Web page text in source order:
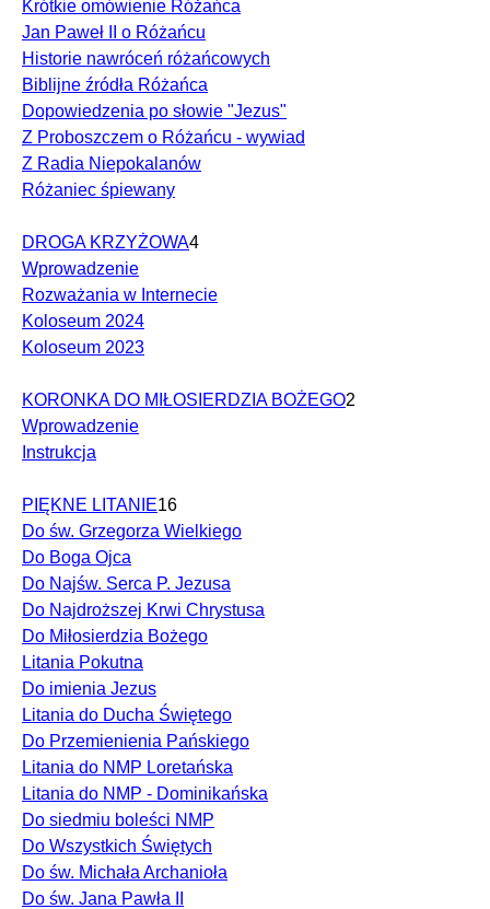
Krótkie omówienie Różańca
Jan Paweł II o Różańcu
Historie nawróceń różańcowych
Biblijne źródła Różańca
Dopowiedzenia po słowie "Jezus"
Z Proboszczem o Różańcu - wywiad
Z Radia Niepokalanów
Różaniec śpiewany
DROGA KRZYŻOWA4
Wprowadzenie
Rozważania w Internecie
Koloseum 2024
Koloseum 2023
KORONKA DO MIŁOSIERDZIA BOŻEGO2
Wprowadzenie
Instrukcja
PIĘKNE LITANIE16
Do św. Grzegorza Wielkiego
Do Boga Ojca
Do Najśw. Serca P. Jezusa
Do Najdroższej Krwi Chrystusa
Do Miłosierdzia Bożego
Litania Pokutna
Do imienia Jezus
Litania do Ducha Świętego
Do Przemienienia Pańskiego
Litania do NMP Loretańska
Litania do NMP - Dominikańska
Do siedmiu boleści NMP
Do Wszystkich Świętych
Do św. Michała Archanioła
Do św. Jana Pawła II